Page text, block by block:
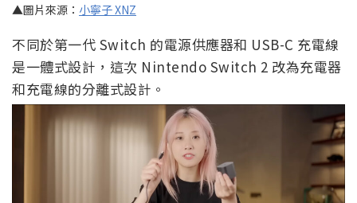
▲圖片來源： 小寧子 XNZ
不同於第一代 Switch 的電源供應器和 USB-C 充電線
是一體式設計，這次 Nintendo Switch 2 改為充電器
和充電線的分離式設計。